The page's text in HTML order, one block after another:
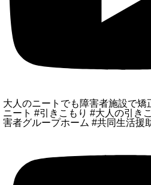
大人のニートでも障害者施設で矯
ニート #引きこもり #大人の引き
害者グループホーム #共同生活援